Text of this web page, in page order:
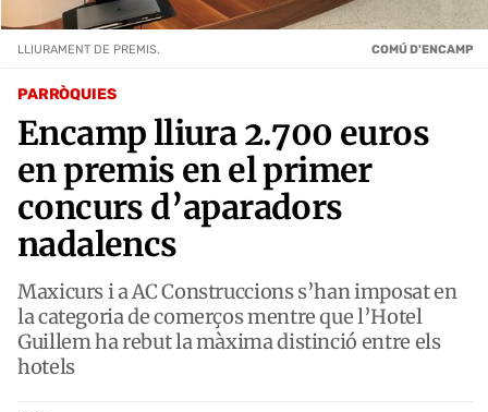
PARRÒQUIES
Encamp lliura 2.700 euros
en premis en el primer
concurs d’aparadors
nadalencs
Maxicurs i a AC Construccions s’han imposat en
la categoria de comerços mentre que l’Hotel
Guillem ha rebut la màxima distinció entre els
hotels
LLIURAMENT DE PREMIS. COMÚ D'ENCAMP